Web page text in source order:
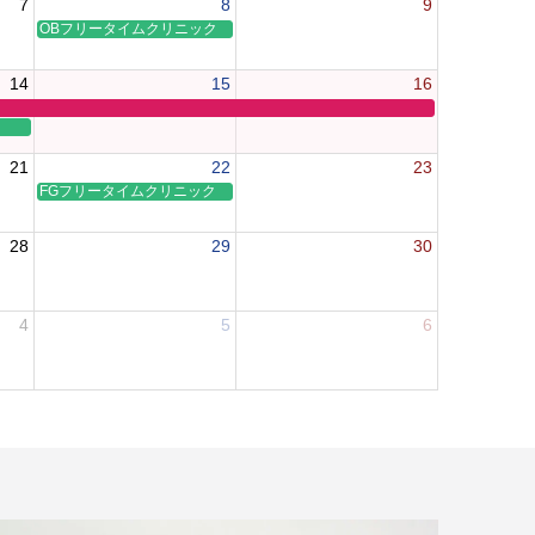
7 8
OBフリータイムクリニック
9
14 15 16
21 22
FGフリータイムクリニック
23
28 29 30
4 5 6